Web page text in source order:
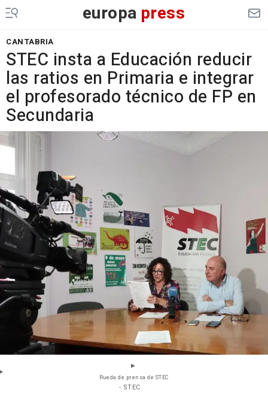
europa press
CANTABRIA
STEC insta a Educación reducir
las ratios en Primaria e integrar
el profesorado técnico de FP en
Secundaria
Rueda de prensa de STEC
- STEC